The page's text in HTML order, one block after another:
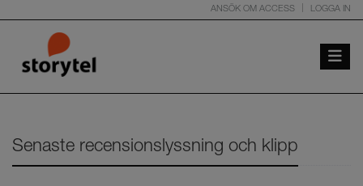
ANSÖK OM ACCESS LOGGA IN
Toggle
Senaste recensionslyssning och klipp